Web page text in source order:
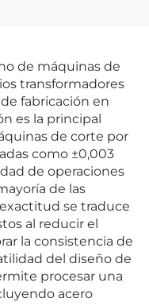
de máquinas de
transformadores
fabricación en
es la principal
de corte por
como ±0,003
de operaciones
de las
se traduce
al reducir el
la consistencia de
del diseño de
procesar una
acero